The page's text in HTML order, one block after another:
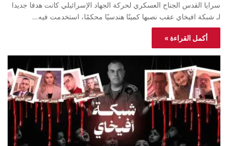
سرايا القدس الجناح العسكري لحركة الجهاد الإسرائيلي كانت هدفا جديدا
لـ شبكة افيخاي عقب نصبها كمينًا هندسيًا محكمًا، استخدمت فيه…
أكمل القراءة »